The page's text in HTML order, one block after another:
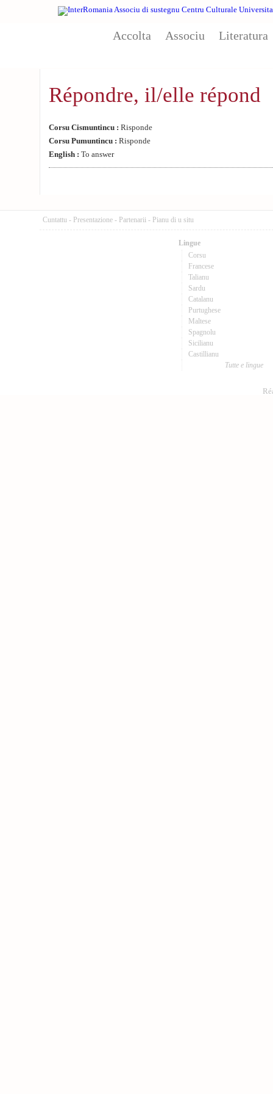
Accolta Associu Literatura
Répondre, il/elle répond
Corsu Cismuntincu : Risponde
Corsu Pumuntincu : Risponde
English : To answer
Cuntattu - Presentazione - Partenarii - Pianu di u situ
Lingue
Corsu
Francese
Talianu
Sardu
Catalanu
Purtughese
Maltese
Spagnolu
Sicilianu
Castillianu
Tutte e lingue